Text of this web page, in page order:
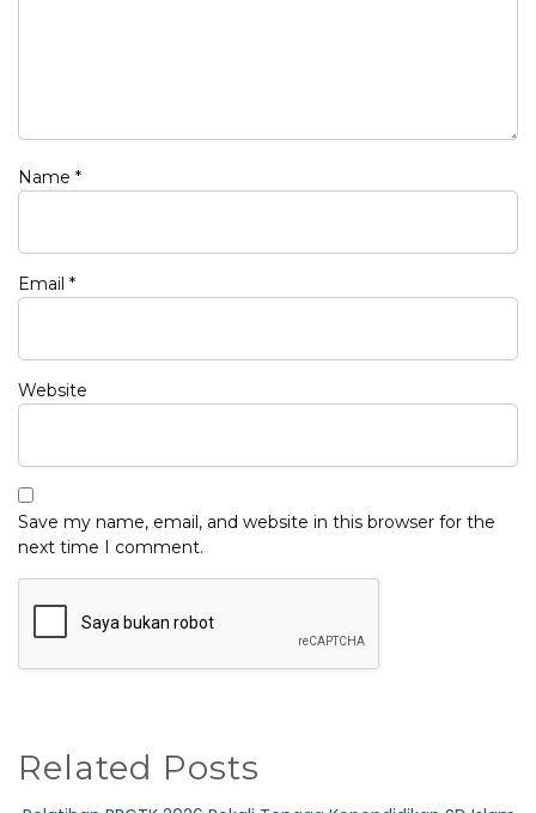
Name *
Email *
Website
Save my name, email, and website in this browser for the
next time I comment.
Related Posts